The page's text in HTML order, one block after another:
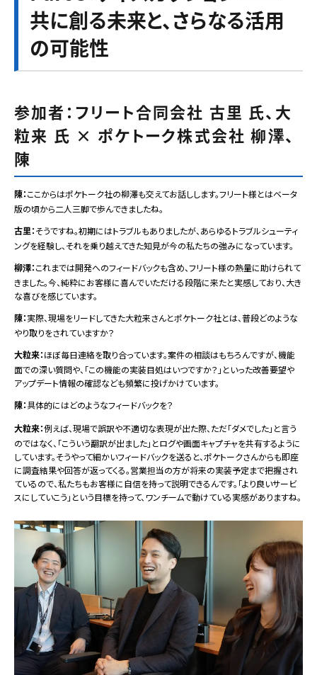
共に創る未来と、さらなる活用
の可能性
参加者：フリート合同会社 古里 氏、大
粒来 氏 × ポケトーク株式会社 柳澤、
陳
陳：ここからはポケトーク社の柳澤も交えてお話しします。フリート様とはベータ
版の頃から二人三脚で歩んできましたね。
古里：そうですね。初期にはトラブルもありましたが、あらゆるトラブルシューティ
ングを経験し、それを乗り越えてきた知見が今の私たちの強みになっています。
柳澤：これまでは開発へのフィードバックも含め、フリート様の熱量に助けられて
きました。今、純粋にお客様に喜んでいただける段階に来たと実感しており、大き
な喜びを感じています。
陳：実際、現場をリードしてきた大粒来さんとポケトーク社とは、普段どのような
やり取りをされていますか？
大粒来：ほぼ毎日連絡を取り合っています。案件の相談はもちろんですが、機能
面での深い質問や、「この機能の実装目処はいつですか？」といった改善要望や
アップデート情報の確認なども頻繁に投げかけています。
陳：具体的にはどのようなフィードバックを？
大粒来：例えば、現場で誤訳や不適切な表現が出た際、ただ「ダメでした」と言う
のではなく、「こういう翻訳が出ました」とログや画面キャプチャを共有するように
しています。そうやって細かいフィードバックを送ると、ポケトークさんからも即座
に調査結果や回答が返ってくる。営業担当の方が将来の実装予定まで把握され
ているので、私たちもお客様に自信を持って説明できるんです。「より良いサービ
スにしていこう」という目標を持って、ワンチームで動けている実感がありますね。